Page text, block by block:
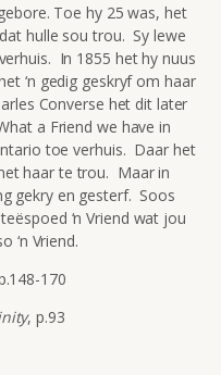
Toe hy 25 was, het
hulle sou trou. Sy lewe
In 1855 het hy nuus
‘n gedig geskryf om haar
Converse het dit later
a Friend we have in
toe verhuis. Daar het
haar te trou. Maar in
gekry en gesterf. Soos
‘n Vriend wat jou
‘n Vriend.
170
, p.93